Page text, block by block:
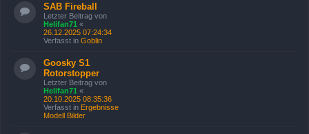
SAB Fireball
Letzter Beitrag von
Helifan71 «
26.12.2025 07:24:34
Verfasst in Goblin
Goosky S1
Rotorstopper
Letzter Beitrag von
Helifan71 «
20.10.2025 08:35:36
Verfasst in Ergebnisse
Modell Bilder